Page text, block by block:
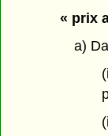
« prix
a)